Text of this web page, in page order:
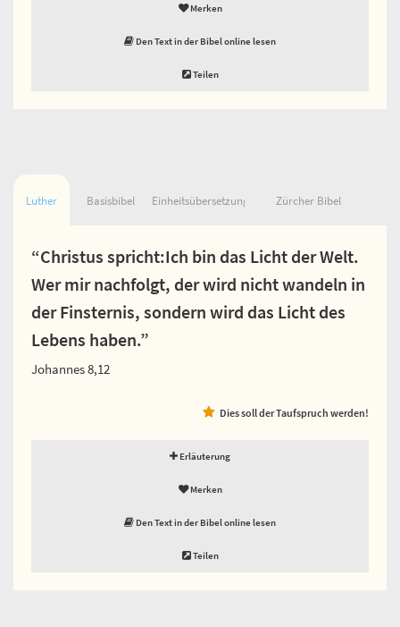
Merken
Den Text in der Bibel online lesen
Teilen
Luther Basisbibel Einheitsübersetzung Zürcher Bibel
“Christus spricht:Ich bin das Licht der Welt.
Wer mir nachfolgt, der wird nicht wandeln in
der Finsternis, sondern wird das Licht des
Lebens haben.”
Johannes 8,12
Dies soll der Taufspruch werden!
Erläuterung
Merken
Den Text in der Bibel online lesen
Teilen